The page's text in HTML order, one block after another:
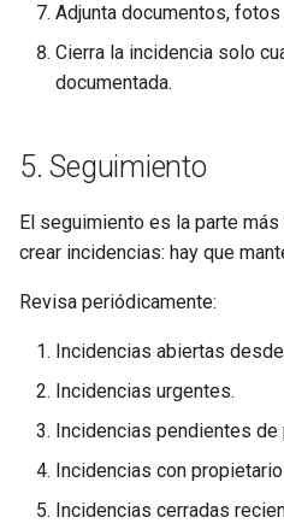
Adjunta documentos,
Cierra la incidencia solo
documentada.
5. Seguimiento
El seguimiento es la parte
crear incidencias: hay que
Revisa periódicamente:
Incidencias abiertas
Incidencias urgentes.
Incidencias pendientes de
Incidencias con
Incidencias cerradas